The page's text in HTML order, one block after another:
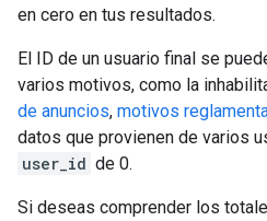
en cero en tus resultados.
El ID de un usuario final se
varios motivos, como la
de anuncios, motivos
datos que provienen de varios
user_id de 0.
Si deseas comprender los